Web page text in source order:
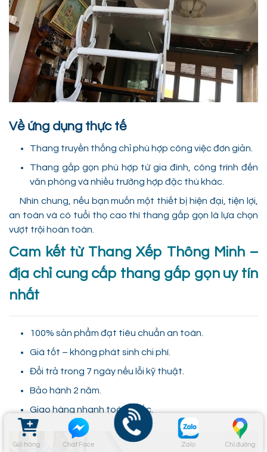
Giỏ hàng Chat Face Zalo Chỉ đường
Về ứng dụng thực tế
Thang truyền thống chỉ phù hợp công việc đơn giản.
Thang gấp gọn phù hợp từ gia đình, công trình đến
văn phòng và nhiều trường hợp đặc thù khác.
Nhìn chung, nếu bạn muốn một thiết bị hiện đại, tiện lợi,
an toàn và có tuổi thọ cao thì thang gấp gọn là lựa chọn
vượt trội hoàn toàn.
Cam kết từ Thang Xếp Thông Minh –
địa chỉ cung cấp thang gấp gọn uy tín
nhất
100% sản phẩm đạt tiêu chuẩn an toàn.
Giá tốt – không phát sinh chi phí.
Đổi trả trong 7 ngày nếu lỗi kỹ thuật.
Bảo hành 2 năm.
Giao hàng nhanh toàn quốc.